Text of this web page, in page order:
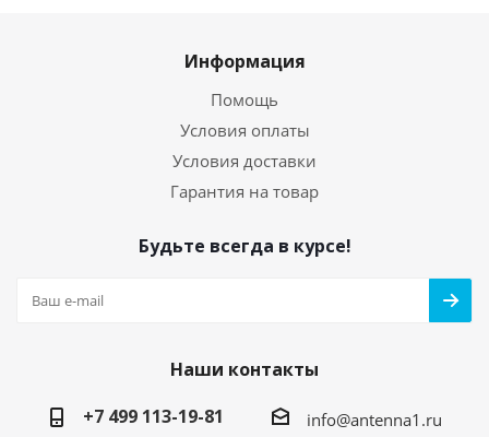
Информация
Помощь
Условия оплаты
Условия доставки
Гарантия на товар
Будьте всегда в курсе!
Наши контакты
+7 499 113-19-81
info@antenna1.ru